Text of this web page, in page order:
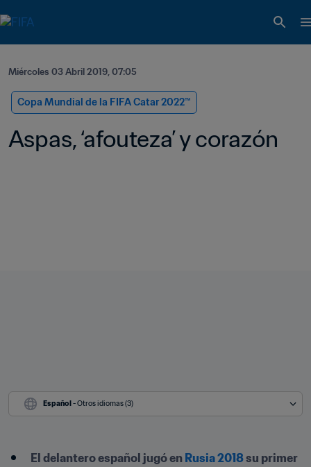
Miércoles 03 Abril 2019, 07:05
Copa Mundial de la FIFA Catar 2022™
Aspas, ‘afouteza’ y corazón
Español - Otros idiomas (3)
El delantero español jugó en Rusia 2018 su primer